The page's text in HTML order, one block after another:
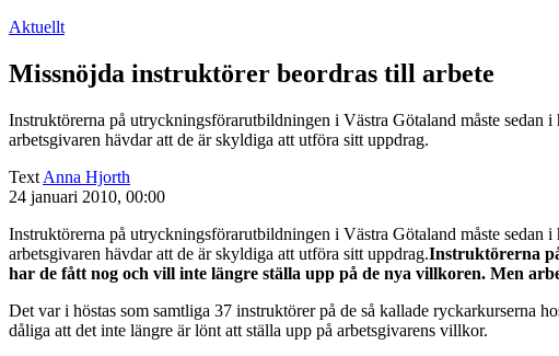
Aktuellt
Missnöjda instruktörer beordras till arbete
Instruktörerna på utryckningsförarutbildningen i Västra Götaland måste
arbetsgivaren hävdar att de är skyldiga att utföra sitt uppdrag.
Text Anna Hjorth
24 januari 2010, 00:00
Instruktörerna på utryckningsförarutbildningen i Västra Götaland måste
arbetsgivaren hävdar att de är skyldiga att utföra sitt uppdrag.Instruktörerna
har de fått nog och vill inte längre ställa upp på de nya villkoren. Men
Det var i höstas som samtliga 37 instruktörer på de så kallade ryckarkurserna
dåliga att det inte längre är lönt att ställa upp på arbetsgivarens villkor.